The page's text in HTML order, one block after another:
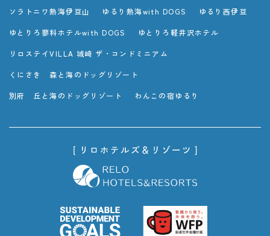
ソラトニワ熱海伊豆山 ゆるり熱海with DOGS ゆるり西伊豆
ゆとりろ蓼科ホテルwith DOGS ゆとりろ軽井沢ホテル
リロステイVILLA 城崎 ザ・コンドミニアム
くにさき 森と海のドッグリゾート
別府 丘と海のドッグリゾート わんこの宿ゆるり